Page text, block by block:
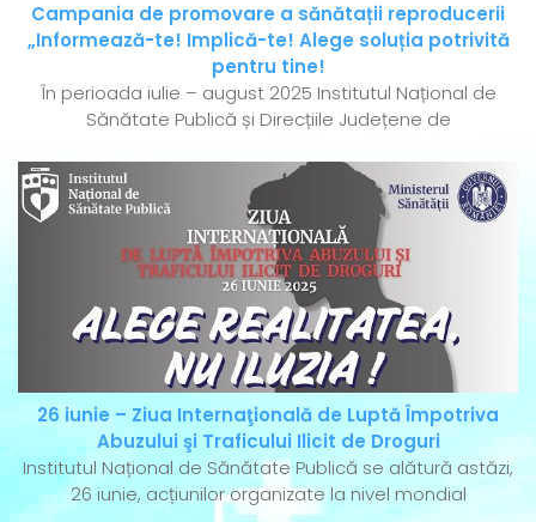
Campania de promovare a sănătații reproducerii
„Informează-te! Implică-te! Alege soluția potrivită
pentru tine!
În perioada iulie – august 2025 Institutul Național de
Sănătate Publică și Direcțiile Județene de
26 iunie – Ziua Internaţională de Luptă Împotriva
Abuzului şi Traficului Ilicit de Droguri
Institutul Național de Sănătate Publică se alătură astăzi,
26 iunie, acțiunilor organizate la nivel mondial